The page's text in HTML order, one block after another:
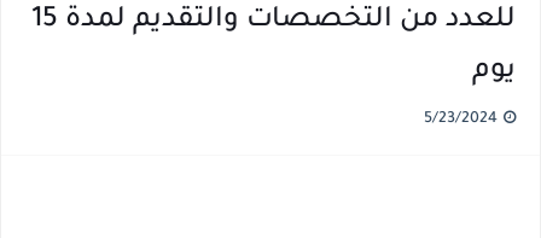
للعدد من التخصصات والتقديم لمدة 15
يوم